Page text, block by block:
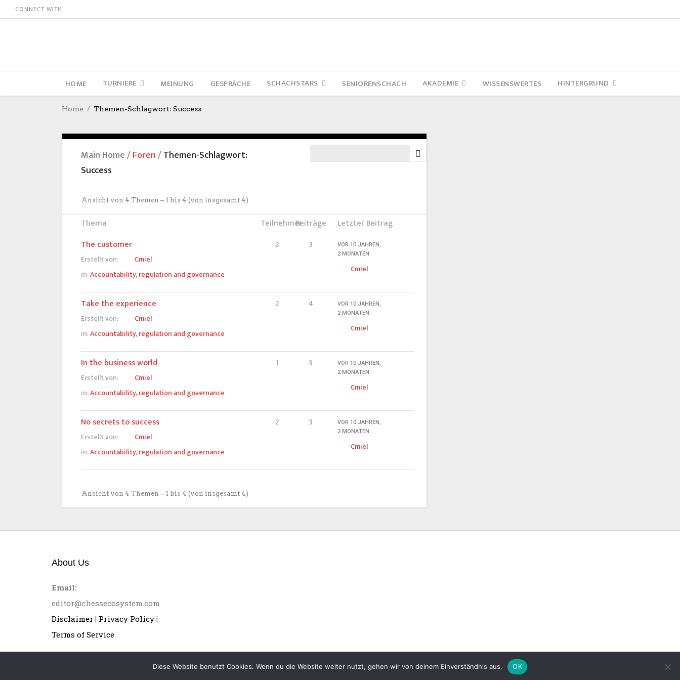
CONNECT WITH:
HOME TURNIERE MEINUNG GESPRÄCHE SCHACHSTARS SENIORENSCHACH AKADEMIE WISSENSWERTES HINTERGRUND
Home Themen-Schlagwort: Success
Main Home/Foren/Themen-Schlagwort:
Success
Ansicht von 4 Themen – 1 bis 4 (von insgesamt 4)
Thema TeilnehmerBeiträge
Letzter Beitrag
The customer
Erstellt von:
Cmiel
in:Accountability, regulation and governance
2 3
VOR 10 JAHREN,
2 MONATEN
Cmiel
Take the experience
Erstellt von:
Cmiel
in:Accountability, regulation and governance
2 4
VOR 10 JAHREN,
2 MONATEN
Cmiel
In the business world
Erstellt von:
Cmiel
in:Accountability, regulation and governance
1 3
VOR 10 JAHREN,
2 MONATEN
Cmiel
No secrets to success
Erstellt von:
Cmiel
in:Accountability, regulation and governance
2 3
VOR 10 JAHREN,
2 MONATEN
Cmiel
Ansicht von 4 Themen – 1 bis 4 (von insgesamt 4)
About Us
Email:
editor@chessecosystem.com
Disclaimer | Privacy Policy |
Terms of Service
CHESS ECOSYSTEM
Diese Website benutzt Cookies. Wenn du die Website weiter nutzt, gehen wir von deinem Einverständnis aus. OK